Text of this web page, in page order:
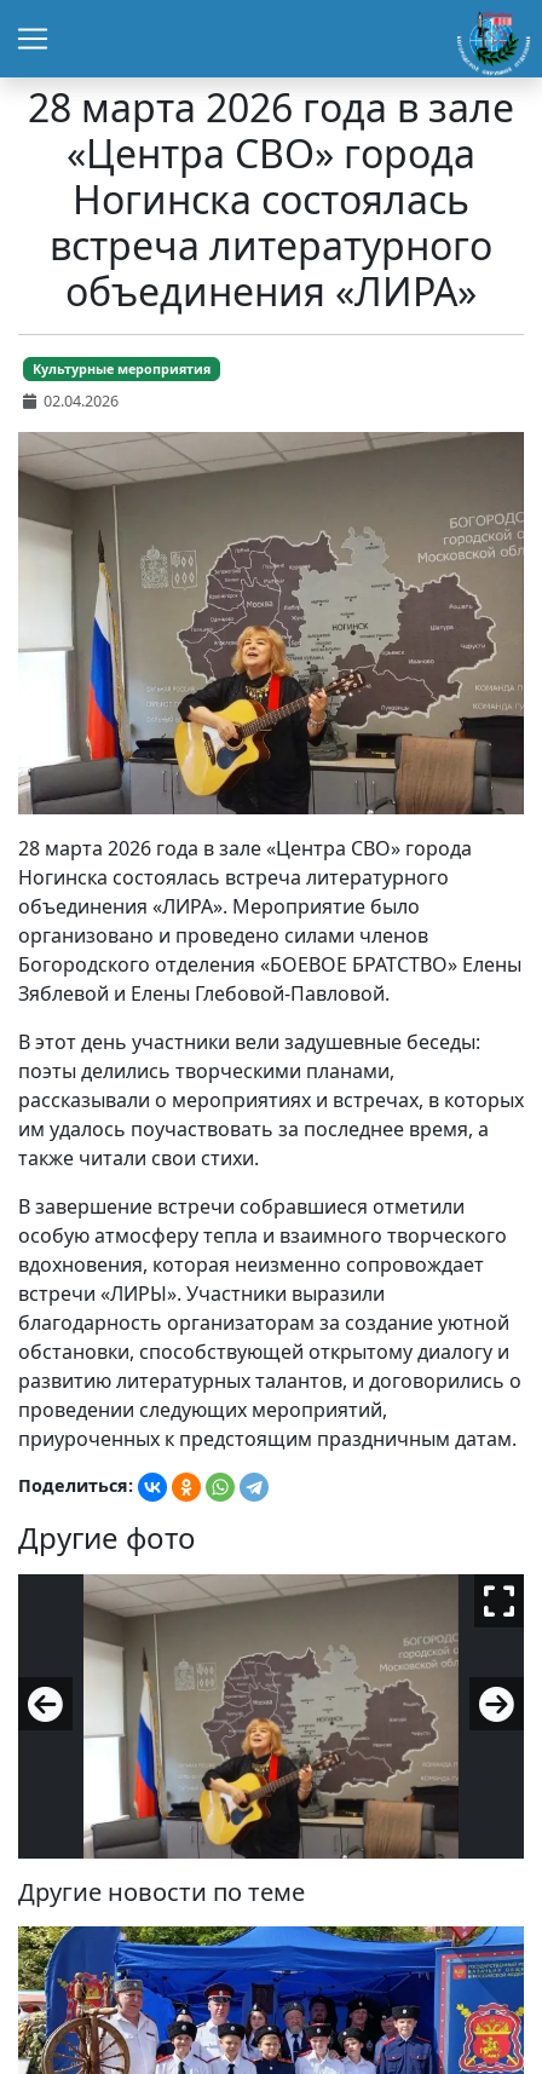
28 марта 2026 года в зале
«Центра СВО» города
Ногинска состоялась
встреча литературного
объединения «ЛИРА»
Культурные мероприятия
02.04.2026
28 марта 2026 года в зале «Центра СВО» города
Ногинска состоялась встреча литературного
объединения «ЛИРА». Мероприятие было
организовано и проведено силами членов
Богородского отделения «БОЕВОЕ БРАТСТВО» Елены
Зяблевой и Елены Глебовой-Павловой.
В этот день участники вели задушевные беседы:
поэты делились творческими планами,
рассказывали о мероприятиях и встречах, в которых
им удалось поучаствовать за последнее время, а
также читали свои стихи.
В завершение встречи собравшиеся отметили
особую атмосферу тепла и взаимного творческого
вдохновения, которая неизменно сопровождает
встречи «ЛИРЫ». Участники выразили
благодарность организаторам за создание уютной
обстановки, способствующей открытому диалогу и
развитию литературных талантов, и договорились о
проведении следующих мероприятий,
приуроченных к предстоящим праздничным датам.
Поделиться:
Другие фото
Другие новости по теме